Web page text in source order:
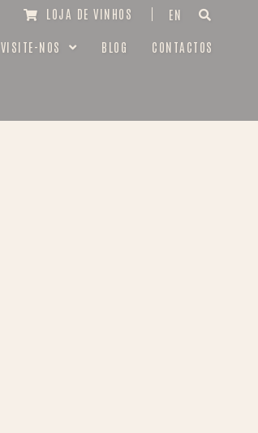
LOJA DE VINHOS EN
VISITE-NOS BLOG CONTACTOS